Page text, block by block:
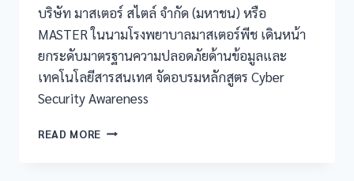
บริษัท มาสเตอร์ สไตล์ จำกัด (มหาชน) หรือ
MASTER ในนามโรงพยาบาลมาสเตอร์พีช เดินหน้า
ยกระดับมาตรฐานความปลอดภัยด้านข้อมูลและ
เทคโนโลยีสารสนเทศ จัดอบรมหลักสูตร Cyber
Security Awareness
READ MORE